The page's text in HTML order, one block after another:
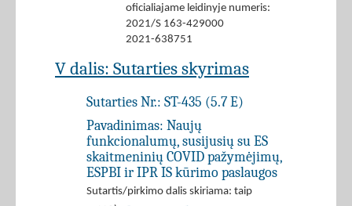
oficialiajame leidinyje numeris:
2021/S 163-429000
2021-638751
V dalis: Sutarties skyrimas
Sutarties Nr.: ST-435 (5.7 E)
Pavadinimas: Naujų
funkcionalumų, susijusių su ES
skaitmeninių COVID pažymėjimų,
ESPBI ir IPR IS kūrimo paslaugos
Sutartis/pirkimo dalis skiriama: taip